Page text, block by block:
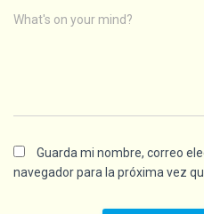
What's on your mind?
Guarda mi nombre, correo
navegador para la próxima vez